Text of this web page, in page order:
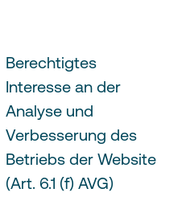
Berechtigtes
Interesse an der
Analyse und
Verbesserung des
Betriebs der Website
(Art. 6.1 (f) AVG)